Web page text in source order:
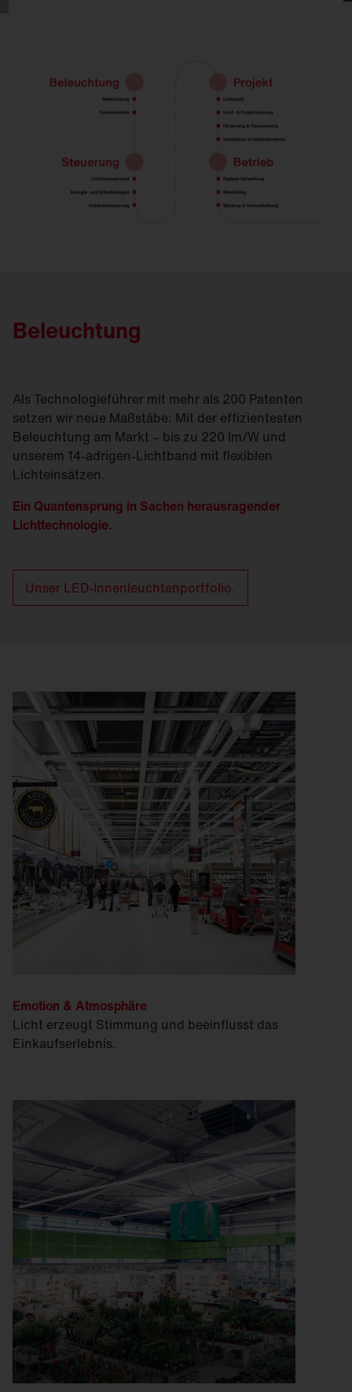
Beleuchtung
Als Technologieführer mit mehr als 200 Patenten
setzen wir neue Maßstäbe: Mit der effizientesten
Beleuchtung am Markt – bis zu 220 lm/W und
unserem 14-adrigen-Lichtband mit flexiblen
Lichteinsätzen.
Ein Quantensprung in Sachen herausragender
Lichttechnologie.
Unser LED-Innenleuchtenportfolio.
Emotion & Atmosphäre
Licht erzeugt Stimmung und beeinflusst das
Einkaufserlebnis.